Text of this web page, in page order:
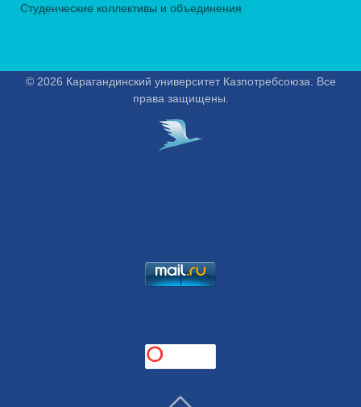
Студенческие коллективы и объединения
© 2026 Карагандинский университет Казпотребсоюза. Все
права защищены.